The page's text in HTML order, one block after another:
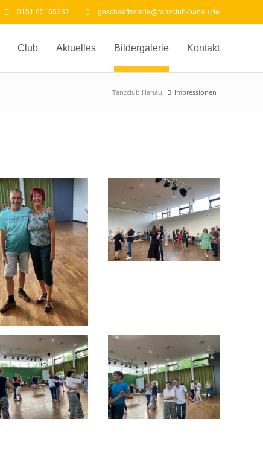
0151 65165232 geschaeftsstelle@tanzclub-hanau.de
Club Aktuelles Bildergalerie Kontakt
Tanzclub Hanau Impressionen